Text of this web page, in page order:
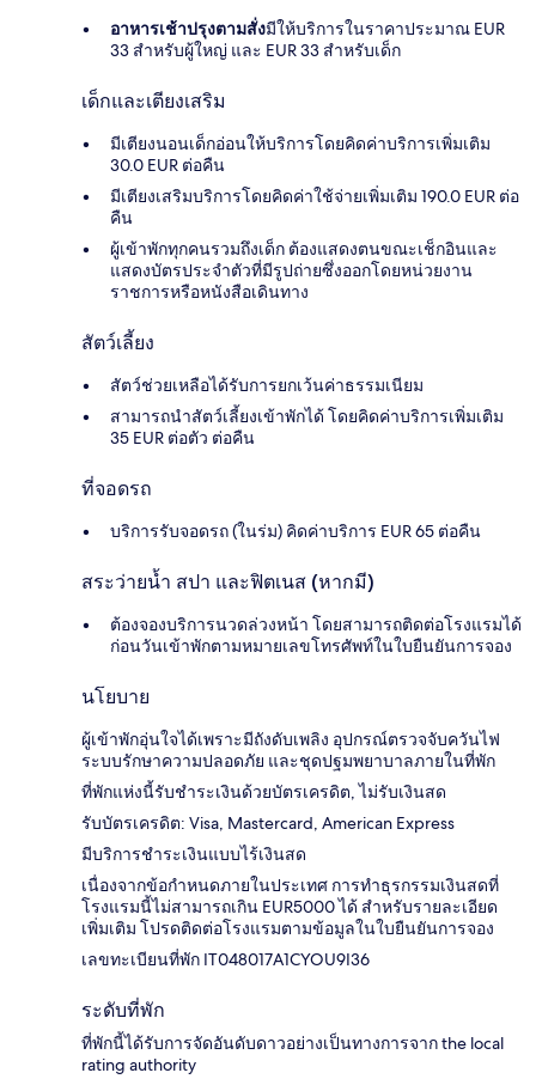
อาหารเช้าปรุงตามสั่งมีให้บริการในราคาประมาณ EUR
33 สำหรับผู้ใหญ่ และ EUR 33 สำหรับเด็ก
เด็กและเตียงเสริม
มีเตียงนอนเด็กอ่อนให้บริการโดยคิดค่าบริการเพิ่มเติม
30.0 EUR ต่อคืน
มีเตียงเสริมบริการโดยคิดค่าใช้จ่ายเพิ่มเติม 190.0 EUR ต่อ
คืน
ผู้เข้าพักทุกคนรวมถึงเด็ก ต้องแสดงตนขณะเช็กอินและ
แสดงบัตรประจำตัวที่มีรูปถ่ายซึ่งออกโดยหน่วยงาน
ราชการหรือหนังสือเดินทาง
สัตว์เลี้ยง
สัตว์ช่วยเหลือได้รับการยกเว้นค่าธรรมเนียม
สามารถนำสัตว์เลี้ยงเข้าพักได้ โดยคิดค่าบริการเพิ่มเติม
35 EUR ต่อตัว ต่อคืน
ที่จอดรถ
บริการรับจอดรถ (ในร่ม) คิดค่าบริการ EUR 65 ต่อคืน
สระว่ายน้ำ สปา และฟิตเนส (หากมี)
ต้องจองบริการนวดล่วงหน้า โดยสามารถติดต่อโรงแรมได้
ก่อนวันเข้าพักตามหมายเลขโทรศัพท์ในใบยืนยันการจอง
นโยบาย
ผู้เข้าพักอุ่นใจได้เพราะมีถังดับเพลิง อุปกรณ์ตรวจจับควันไฟ
ระบบรักษาความปลอดภัย และชุดปฐมพยาบาลภายในที่พัก
ที่พักแห่งนี้รับชำระเงินด้วยบัตรเครดิต, ไม่รับเงินสด
รับบัตรเครดิต: Visa, Mastercard, American Express
มีบริการชำระเงินแบบไร้เงินสด
เนื่องจากข้อกำหนดภายในประเทศ การทำธุรกรรมเงินสดที่
โรงแรมนี้ไม่สามารถเกิน EUR5000 ได้ สำหรับรายละเอียด
เพิ่มเติม โปรดติดต่อโรงแรมตามข้อมูลในใบยืนยันการจอง
เลขทะเบียนที่พัก IT048017A1CYOU9I36
ระดับที่พัก
ที่พักนี้ได้รับการจัดอันดับดาวอย่างเป็นทางการจาก the local
rating authority